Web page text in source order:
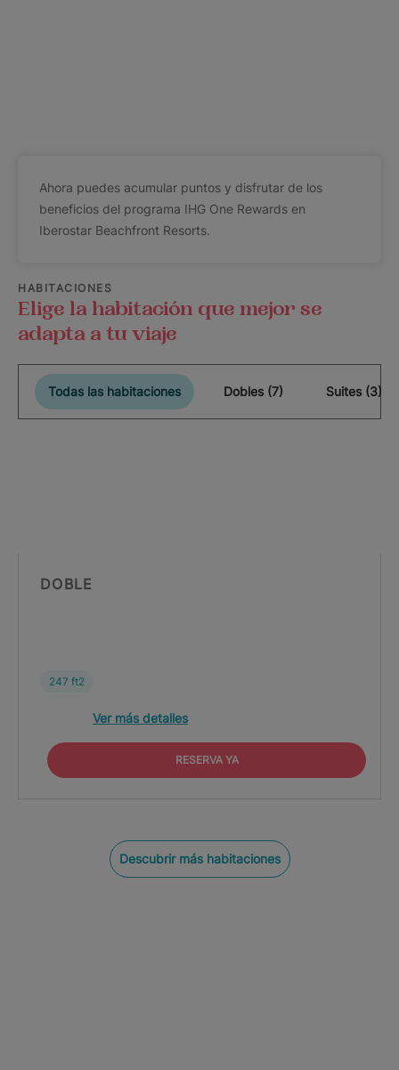
Ahora puedes acumular puntos y disfrutar de los
beneficios del programa IHG One Rewards en
Iberostar Beachfront Resorts.
HABITACIONES
Elige la habitación que mejor se
adapta a tu viaje
Todas las habitaciones Dobles (7) Suites (3)
DOBLE
247 ft2
Ver más detalles
RESERVA YA
Descubrir más habitaciones